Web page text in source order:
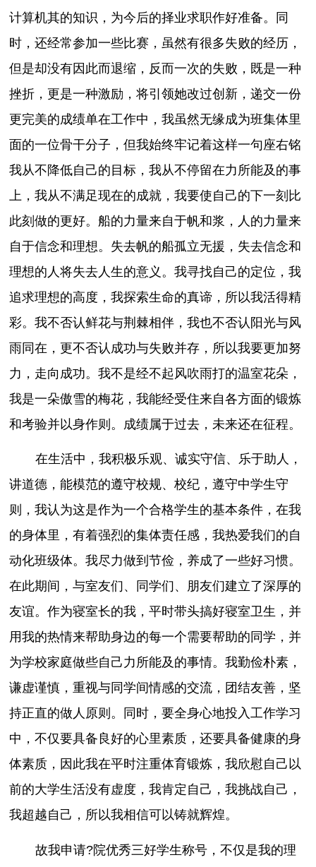
计算机其的知识，为今后的择业求职作好准备。同
时，还经常参加一些比赛，虽然有很多失败的经历，
但是却没有因此而退缩，反而一次的失败，既是一种
挫折，更是一种激励，将引领她改过创新，递交一份
更完美的成绩单在工作中，我虽然无缘成为班集体里
面的一位骨干分子，但我始终牢记着这样一句座右铭
我从不降低自己的目标，我从不停留在力所能及的事
上，我从不满足现在的成就，我要使自己的下一刻比
此刻做的更好。船的力量来自于帆和浆，人的力量来
自于信念和理想。失去帆的船孤立无援，失去信念和
理想的人将失去人生的意义。我寻找自己的定位，我
追求理想的高度，我探索生命的真谛，所以我活得精
彩。我不否认鲜花与荆棘相伴，我也不否认阳光与风
雨同在，更不否认成功与失败并存，所以我要更加努
力，走向成功。我不是经不起风吹雨打的温室花朵，
我是一朵傲雪的梅花，我能经受住来自各方面的锻炼
和考验并以身作则。成绩属于过去，未来还在征程。
在生活中，我积极乐观、诚实守信、乐于助人，
讲道德，能模范的遵守校规、校纪，遵守中学生守
则，我认为这是作为一个合格学生的基本条件，在我
的身体里，有着强烈的集体责任感，我热爱我们的自
动化班级体。我尽力做到节俭，养成了一些好习惯。
在此期间，与室友们、同学们、朋友们建立了深厚的
友谊。作为寝室长的我，平时带头搞好寝室卫生，并
用我的热情来帮助身边的每一个需要帮助的同学，并
为学校家庭做些自己力所能及的事情。我勤俭朴素，
谦虚谨慎，重视与同学间情感的交流，团结友善，坚
持正直的做人原则。同时，要全身心地投入工作学习
中，不仅要具备良好的心里素质，还要具备健康的身
体素质，因此我在平时注重体育锻炼，我欣慰自己以
前的大学生活没有虚度，我肯定自己，我挑战自己，
我超越自己，所以我相信可以铸就辉煌。
故我申请?院优秀三好学生称号，不仅是我的理